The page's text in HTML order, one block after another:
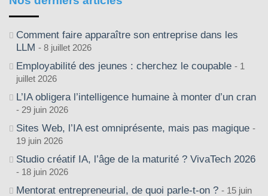
Comment faire apparaître son entreprise dans les
LLM
8 juillet 2026
Employabilité des jeunes : cherchez le coupable
1
juillet 2026
L’IA obligera l’intelligence humaine à monter d’un cran
29 juin 2026
Sites Web, l’IA est omniprésente, mais pas magique
19 juin 2026
Studio créatif IA, l’âge de la maturité ? VivaTech 2026
18 juin 2026
Mentorat entrepreneurial, de quoi parle-t-on ?
15 juin